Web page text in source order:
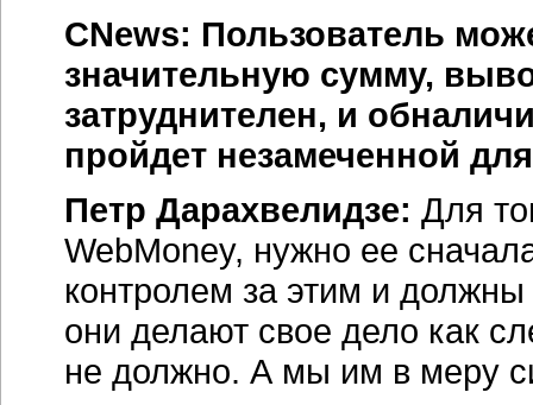
CNews: Пользователь
значительную сумму,
затруднителен, и
пройдет незамеченной
Петр Дарахвелидзе: Для
WebMoney, нужно ее
контролем за этим и
они делают свое дело как
не должно. А мы им в меру